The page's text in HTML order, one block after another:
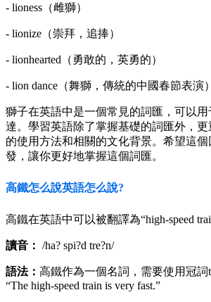
- lioness（雌獅）
- lionize（崇拜，追捧）
- lionhearted（勇敢的，英勇的）
- lion dance（舞獅，傳統的中國春節表演）
獅子在英語中是一個常見的詞匯，可以
達。學習英語除了掌握基礎的詞匯外，
的使用方法和相關的文化背景。希望這
發，讓你更好地掌握這個詞匯。
高鐵怎么說英語怎么說?
高鐵在英語中可以被翻譯為“high-speed
讀音： /ha? spi?d tre?n/
語法： 高鐵作為一個名詞，需要使用冠詞
“The high-speed train is very fast.”